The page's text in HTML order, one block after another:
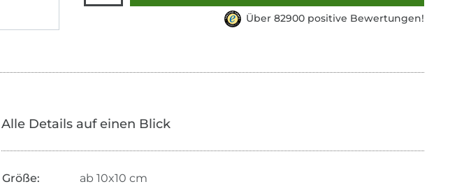
Über 82900 positive Bewertungen!
Alle Details auf einen Blick
Größe:
ab 10x10 cm